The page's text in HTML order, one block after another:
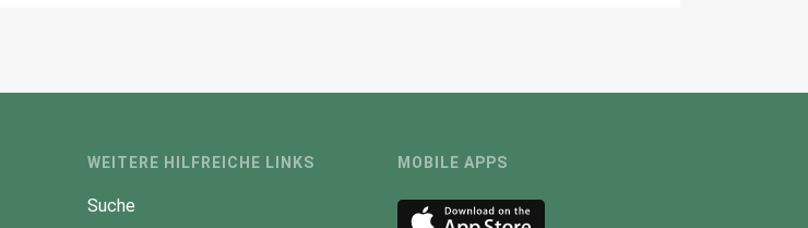
WEITERE HILFREICHE LINKS
Suche
MOBILE APPS